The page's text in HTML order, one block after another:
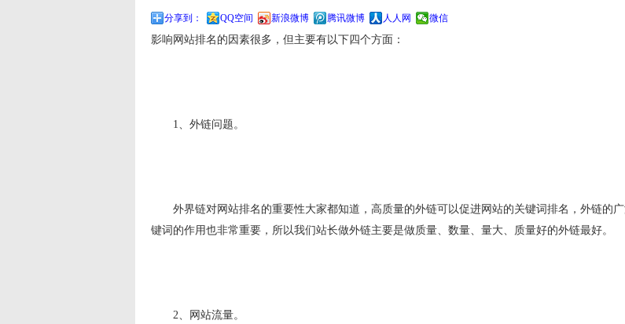
分享到： QQ空间 新浪微博 腾讯微博 人人网 微信
影响网站排名的因素很多，但主要有以下四个方面：
1、外链问题。
外界链对网站排名的重要性大家都知道，高质量的外链可以促进网站的关键词排名，外链的
键词的作用也非常重要，所以我们站长做外链主要是做质量、数量、量大、质量好的外链最好。
2、网站流量。